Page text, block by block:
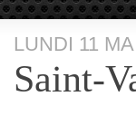
LUNDI 11
Saint-